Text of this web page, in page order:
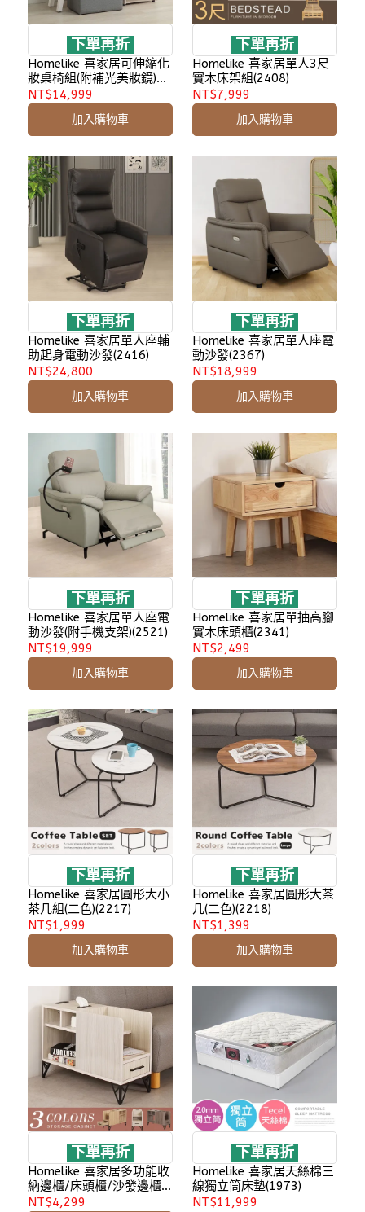
下單再折
Homelike 喜家居可伸縮化
妝桌椅組(附補光美妝鏡)
(2502)
NT$14,999
加入購物車
下單再折
Homelike 喜家居單人3尺
實木床架組(2408)
NT$7,999
加入購物車
下單再折
Homelike 喜家居單人座輔
助起身電動沙發(2416)
NT$24,800
加入購物車
下單再折
Homelike 喜家居單人座電
動沙發(2367)
NT$18,999
加入購物車
下單再折
Homelike 喜家居單人座電
動沙發(附手機支架)(2521)
NT$19,999
加入購物車
下單再折
Homelike 喜家居單抽高腳
實木床頭櫃(2341)
NT$2,499
加入購物車
下單再折
Homelike 喜家居圓形大小
茶几組(二色)(2217)
NT$1,999
加入購物車
下單再折
Homelike 喜家居圓形大茶
几(二色)(2218)
NT$1,399
加入購物車
下單再折
Homelike 喜家居多功能收
納邊櫃/床頭櫃/沙發邊櫃
(三色)(2346)
NT$4,299
下單再折
Homelike 喜家居天絲棉三
線獨立筒床墊(1973)
NT$11,999